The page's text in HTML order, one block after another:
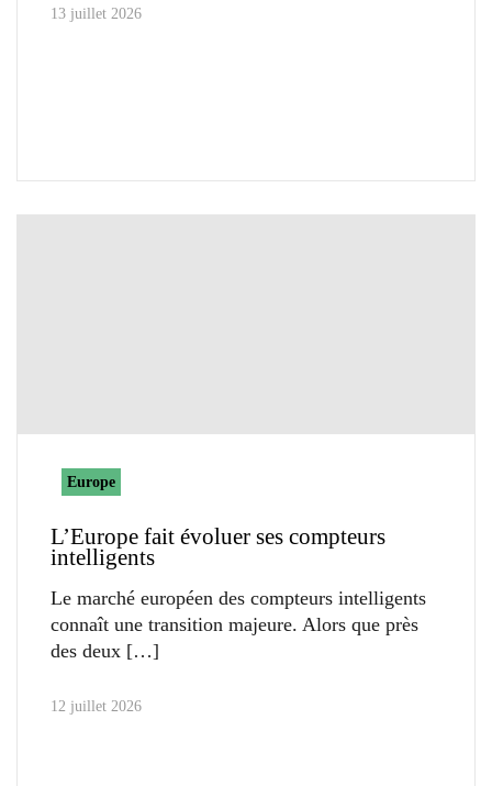
13 juillet 2026
Europe
L’Europe fait évoluer ses compteurs
intelligents
Le marché européen des compteurs intelligents
connaît une transition majeure. Alors que près
des deux
12 juillet 2026